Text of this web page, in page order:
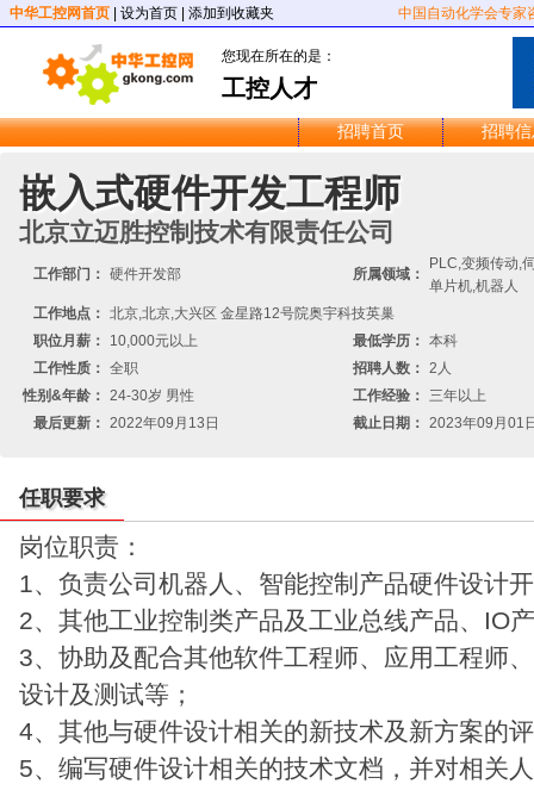
中华工控网首页 设为首页 添加到收藏夹 中国自动化学会专家
您现在所在的是：
工控人才
招聘首页 招聘
嵌入式硬件开发工程师
北京立迈胜控制技术有限责任公司
工作部门： 硬件开发部 所属领域：
PLC,变频传动,
单片机,机器人
工作地点： 北京,北京,大兴区 金星路12号院奥宇科技英巢
职位月薪：
10,000元以上 最低学历： 本科
工作性质： 全职 招聘人数： 2人
性别&年龄： 24-30岁 男性 工作经验： 三年以上
最后更新： 2022年09月13日 截止日期： 2023年09月01
任职要求
岗位职责：
1、负责公司机器人、智能控制产品硬件设计
2、其他工业控制类产品及工业总线产品、IO
3、协助及配合其他软件工程师、应用工程师
设计及测试等；
4、其他与硬件设计相关的新技术及新方案的
5、编写硬件设计相关的技术文档，并对相关